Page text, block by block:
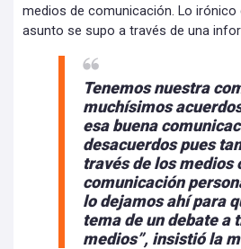
medios de comunicación. Lo irónico
asunto se supo a través de una
Tenemos nuestra
muchísimos
esa buena
desacuerdos pues
través de los medios
comunicación
lo dejamos ahí para
tema de un debate a
medios”, insistió la